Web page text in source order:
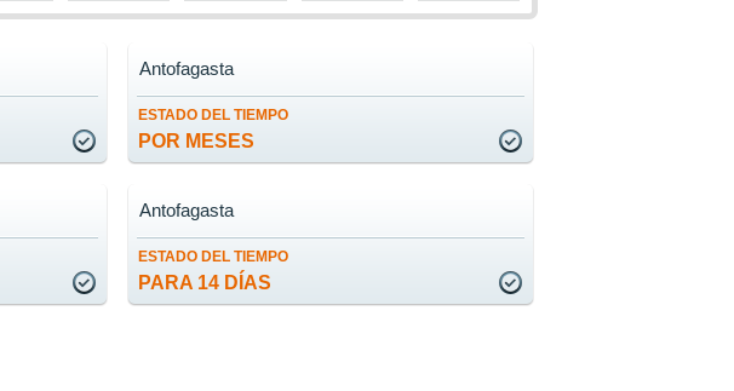
ESTADO DEL TIEMPO
POR MESES
Antofagasta
ESTADO DEL TIEMPO
PARA 14 DÍAS
Antofagasta